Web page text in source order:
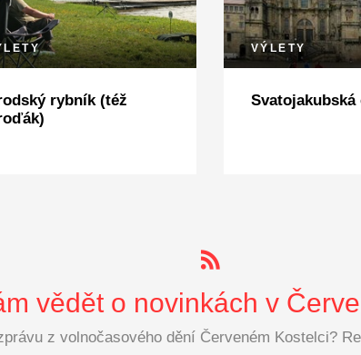
rybník (též
VÝLETY
Svatojakubská
vědět o novinkách v
z volnočasového dění Červeném Kostelci?